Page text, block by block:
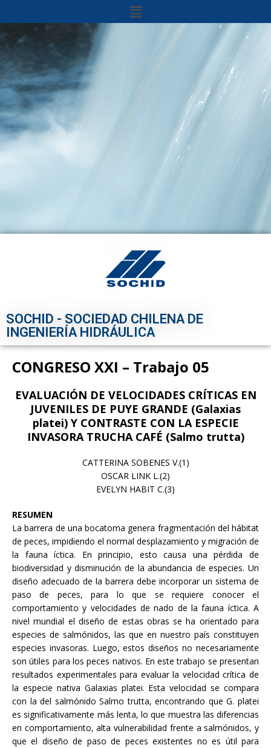
SOCHID - SOCIEDAD CHILENA DE
INGENIERÍA HIDRÁULICA
CONGRESO XXI – Trabajo 05
EVALUACIÓN DE VELOCIDADES CRÍTICAS EN
JUVENILES DE PUYE GRANDE (Galaxias
platei) Y CONTRASTE CON LA ESPECIE
INVASORA TRUCHA CAFÉ (Salmo trutta)
CATTERINA SOBENES V.(1)
OSCAR LINK L.(2)
EVELYN HABIT C.(3)
RESUMEN
La barrera de una bocatoma genera fragmentación del hábitat
de peces, impidiendo el normal desplazamiento y migración de
la fauna íctica. En principio, esto causa una pérdida de
biodiversidad y disminución de la abundancia de especies. Un
diseño adecuado de la barrera debe incorporar un sistema de
paso de peces, para lo que se requiere conocer el
comportamiento y velocidades de nado de la fauna íctica. A
nivel mundial el diseño de estas obras se ha orientado para
especies de salmónidos, las que en nuestro país constituyen
especies invasoras. Luego, estos diseños no necesariamente
son útiles para los peces nativos. En este trabajo se presentan
resultados experimentales para evaluar la velocidad crítica de
la especie nativa Galaxias platei. Esta velocidad se compara
con la del salmónido Salmo trutta, encontrando que G. platei
es significativamente más lenta, lo que muestra las diferencias
en comportamiento, alta vulnerabilidad frente a salmónidos, y
que el diseño de paso de peces existentes no es útil para